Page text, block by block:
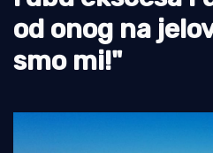
od onog na
smo mi!"